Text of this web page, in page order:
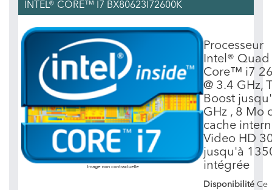
INTEL® CORE™ I7 BX80623I72600K
Processeur
Intel® Quad
Core™ i7
@ 3.4 GHz,
Boost
GHz , 8 Mo
cache
Video HD
jusqu'à
intégrée
Disponibilité Ce